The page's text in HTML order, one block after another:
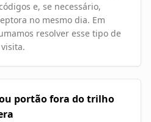
e, se necessário,
no mesmo dia. Em
resolver esse tipo de
portão fora do trilho